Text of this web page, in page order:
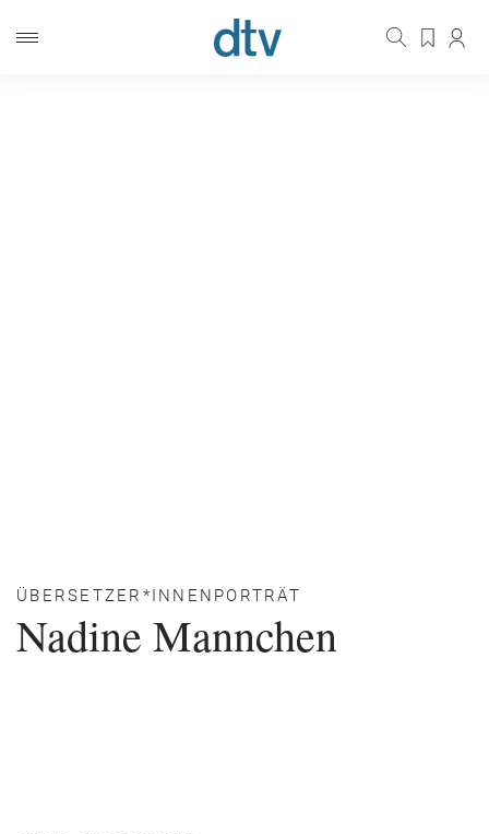
ÜBERSETZER*INNENPORTRÄT
Nadine Mannchen